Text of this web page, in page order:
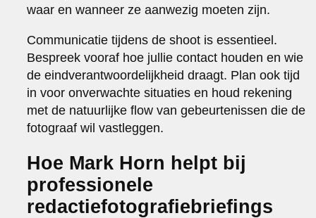
waar en wanneer ze aanwezig moeten zijn.
Communicatie tijdens de shoot is essentieel.
Bespreek vooraf hoe jullie contact houden en wie
de eindverantwoordelijkheid draagt. Plan ook tijd
in voor onverwachte situaties en houd rekening
met de natuurlijke flow van gebeurtenissen die de
fotograaf wil vastleggen.
Hoe Mark Horn helpt bij
professionele
redactiefotografiebriefings